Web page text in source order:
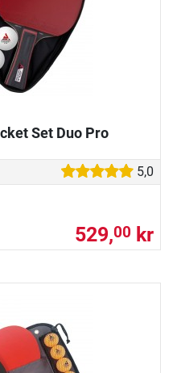
Set Duo Pro
5,0
529,00 kr